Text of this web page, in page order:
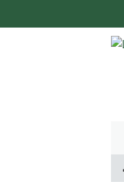
überspringen